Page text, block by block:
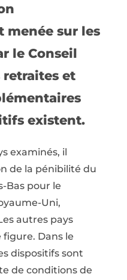
menée sur les
le Conseil
retraites et
existent.
examinés, il
de la pénibilité du
Bas pour le
Uni,
autres pays
Dans le
dispositifs sont
de conditions de